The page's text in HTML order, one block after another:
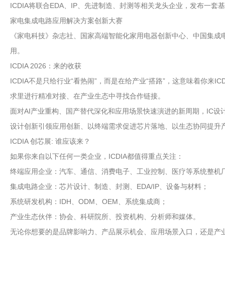
ICDIA将联合EDA、IP、先进制造、封测等相关龙头企业，发布一
家电集成电路应用解决方案创新大赛
《家电科技》杂志社、国家高端智能化家用电器创新中心、中国集
用。
ICDIA 2026：来的收获
ICDIA不是只给行业“看热闹”，而是在给产业“搭路”，这意味着你来
求里进行精准对接、在产业生态中寻找合作链接。
面对AI产业重构、国产替代深化和应用场景快速演进的新周期，IC
设计创新引领应用创新、以终端需求促进芯片落地、以生态协同提
ICDIA 创芯展: 谁应该来？
如果你来自以下任何一类企业，ICDIA都值得重点关注：
终端应用企业：汽车、通信、消费电子、工业控制、医疗等系统整机
集成电路企业：芯片设计、制造、封测、EDA/IP、设备与材料；
系统研发机构：IDH、ODM、OEM、系统集成商；
产业生态伙伴：协会、科研院所、投资机构、分析师和媒体。
无论你想要的是品牌影响力、产品展示机会、应用场景入口，还是